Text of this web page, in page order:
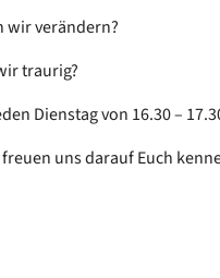
verändern?
Dienstag von 16.30 –
uns darauf Euch